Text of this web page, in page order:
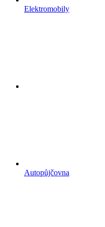
Elektromobily
Autopůjčovna